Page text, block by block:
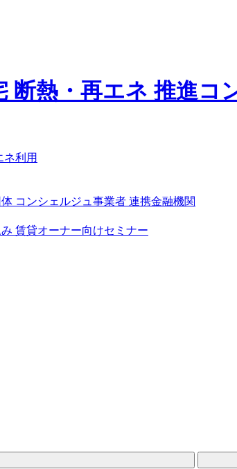
断熱・再エネ 推進コ
ネ利用
コンシェルジュ事業者 連携金融機関
賃貸オーナー向けセミナー